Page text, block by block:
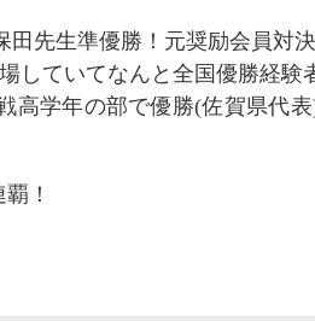
田先生準優勝！元奨励会員対
していてなんと全国優勝経験
高学年の部で優勝(佐賀県代
！